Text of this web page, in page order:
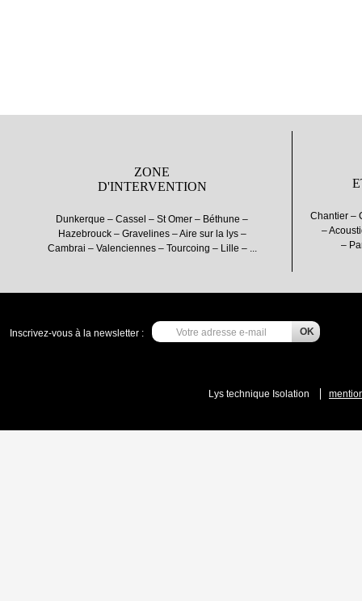
ZONE
D'INTERVENTION
Dunkerque – Cassel – St Omer – Béthune –
Hazebrouck – Gravelines – Aire sur la lys –
Cambrai – Valenciennes – Tourcoing – Lille – ...
Chantier –
–
–
Inscrivez-vous à la newsletter :
Lys technique Isolation